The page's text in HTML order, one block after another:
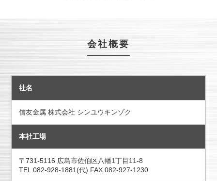
会社概要
社名
信友金属 株式会社 シンユウキンゾク
本社工場
〒731-5116 広島市佐伯区八幡1丁目11-8
TEL 082-928-1881(代) FAX 082-927-1230